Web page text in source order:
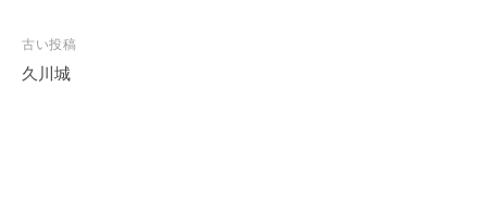
投
稿
古い投稿
久川城